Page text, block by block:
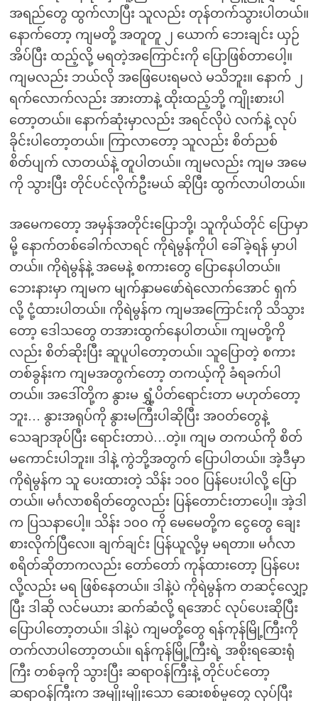
အရည်တွေ ထွက်လာပြီး သူလည်း တုန်တက်သွားပါတယ်။
နောက်တော့ ကျမတို့ အတူတူ ၂ ယောက် ဘေးချင်း ယှဉ်
အိပ်ပြီး ထည့်လို့ မရတဲ့အကြောင်းကို ပြောဖြစ်တာပေါ့။
ကျမလည်း ဘယ်လို အဖြေပေးရမလဲ မသိဘူး။ နောက် ၂
ရက်လောက်လည်း အားတာနဲ့ ထိုးထည့်ဘို့ ကျိုးစားပါ
တော့တယ်။ နောက်ဆုံးမှာလည်း အရင်လိုပဲ လက်နဲ့ လုပ်
ခိုင်းပါတော့တယ်။ ကြာလာတော့ သူလည်း စိတ်ညစ်
စိတ်ပျက် လာတယ်နဲ့ တူပါတယ်။ ကျမလည်း ကျမ အမေ
ကို သွားပြီး တိုင်ပင်လိုက်ဦးမယ် ဆိုပြီး ထွက်လာပါတယ်။
အမေကတော့ အမှန်အတိုင်းပြောဘို့၊ သူကိုယ်တိုင် ပြောမှာ
မို့ နောက်တစ်ခေါက်လာရင် ကိုရဲမွန်ကိုပါ ခေါ်ခဲ့ရန် မှာပါ
တယ်။ ကိုရဲမွန်နဲ့ အမေနဲ့ စကားတွေ ပြောနေပါတယ်။
ဘေးနားမှာ ကျမက မျက်နှာမဖော်ရဲလောက်အောင် ရှက်
လို့ ငုံ့ထားပါတယ်။ ကိုရဲမွန်က ကျမအကြောင်းကို သိသွား
တော့ ဒေါသတွေ တအားထွက်နေပါတယ်။ ကျမတို့ကို
လည်း စိတ်ဆိုးပြီး ဆူပူပါတော့တယ်။ သူပြောတဲ့ စကား
တစ်ခွန်းက ကျမအတွက်တော့ တကယ့်ကို ခံရခက်ပါ
တယ်။ အဒေါ်တို့က နွားမ ရွှံ့ပိတ်ရောင်းတာ မဟုတ်တော့
ဘူး… နွားအရုပ်ကို နွားမကြီးပါဆိုပြီး အဝတ်တွေနဲ့
သေချာအုပ်ပြီး ရောင်းတာပဲ…တဲ့။ ကျမ တကယ်ကို စိတ်
မကောင်းပါဘူး။ ဒါနဲ့ ကွဲဘို့အတွက် ပြောပါတယ်။ အဲ့ဒီမှာ
ကိုရဲမွန်က သူ ပေးထားတဲ့ သိန်း ၁၀၀ ပြန်ပေးပါလို့ ပြော
တယ်။ မင်္ဂလာစရိတ်တွေလည်း ပြန်တောင်းတာပေါ့။ အဲ့ဒါ
က ပြသနာပေါ့။ သိန်း ၁၀၀ ကို မေမေတို့က ငွေတွေ ချေး
စားလိုက်ပြီလေ။ ချက်ချင်း ပြန်ယူလို့မှ မရတာ။ မင်္ဂလာ
စရိတ်ဆိုတာကလည်း တော်တော် ကုန်ထားတော့ ပြန်ပေး
လို့လည်း မရ ဖြစ်နေတယ်။ ဒါနဲ့ပဲ ကိုရဲမွန်က တဆင့်လျှော့
ပြီး ဒါဆို လင်မယား ဆက်ဆံလို့ ရအောင် လုပ်ပေးဆိုပြီး
ပြောပါတော့တယ်။ ဒါနဲ့ပဲ ကျမတို့တွေ ရန်ကုန်မြို့ကြီးကို
တက်လာပါတော့တယ်။ ရန်ကုန်မြို့ကြီးရဲ့ အစိုးရဆေးရုံ
ကြီး တစ်ခုကို သွားပြီး ဆရာဝန်ကြီးနဲ့ တိုင်ပင်တော့
ဆရာဝန်ကြီးက အမျိုးမျိုးသော ဆေးစစ်မှုတွေ လုပ်ပြီး